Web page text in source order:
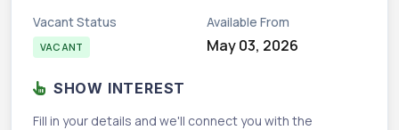
Vacant Status
VACANT
Available From
May 03, 2026
SHOW INTEREST
Fill in your details and we'll connect you with the